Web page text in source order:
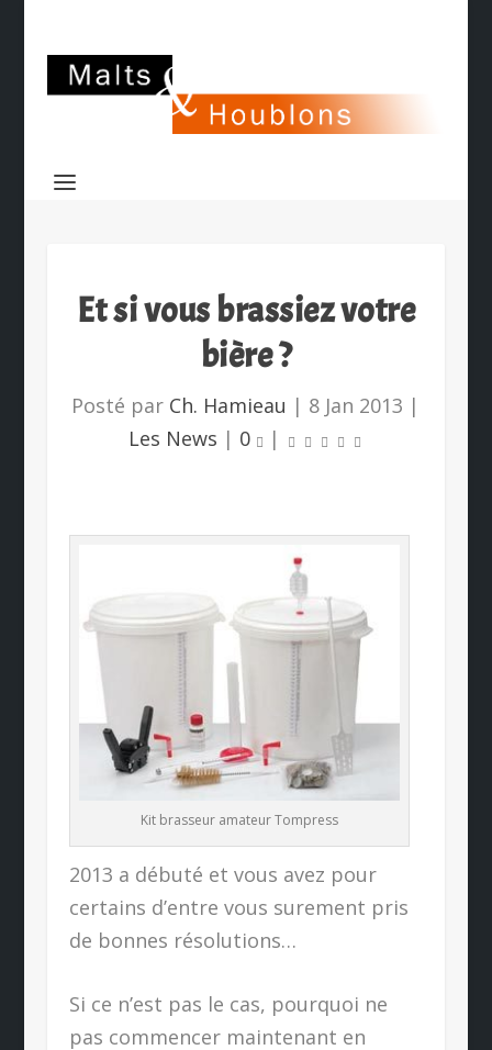
Et si vous brassiez votre
bière ?
Posté par Ch. Hamieau | 8 Jan 2013 |
Les News | 0 |
Kit brasseur amateur Tompress
2013 a débuté et vous avez pour
certains d’entre vous surement pris
de bonnes résolutions…
Si ce n’est pas le cas, pourquoi ne
pas commencer maintenant en